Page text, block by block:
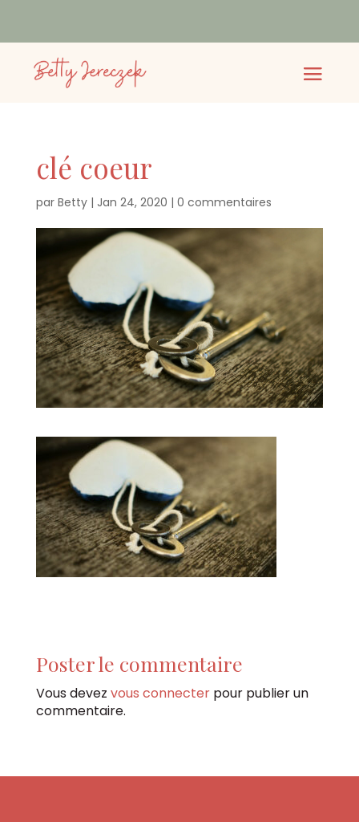
clé coeur
par Betty| Jan 24, 2020 | 0 commentaires
Poster le commentaire
Vous devez vous connecterpour publier un
commentaire.